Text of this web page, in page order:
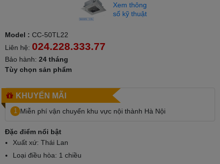
Xem thông
số kỹ thuật
Model : CC-50TL22
Liên hệ: 024.228.333.77
Bảo hành: 24 tháng
Tùy chọn sản phẩm
KHUYẾN MÃI
1 Miễn phí vận chuyển khu vực nội thành Hà Nội
Đặc điểm nổi bật
Xuất xứ: Thái Lan
Loại điều hòa: 1 chiều